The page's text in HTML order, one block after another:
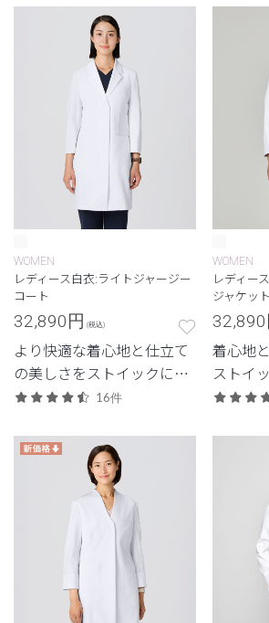
素材「ライトジャージー」
シリーズのメンズ白衣。
「ライ
ディー
WOMEN
レディース白衣:ライトジャージー
コート
32,890円 (税込)
より快適な着心地と仕立て
の美しさをストイックに追
求した、クラシコにしか生
「ライトジャージー」のレ
ディースドクターコート。
16件
WOMEN
レディー
ジャケット
32,890
着心地
ストイ
コしか